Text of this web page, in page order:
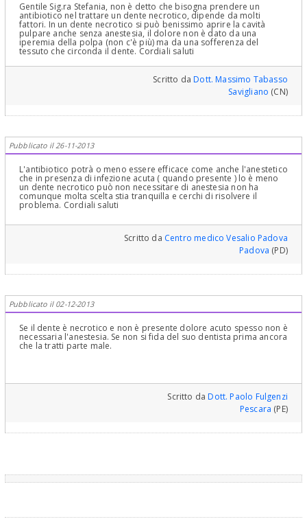
Gentile Sig.ra Stefania, non è detto che bisogna prendere un
antibiotico nel trattare un dente necrotico, dipende da molti
fattori. In un dente necrotico si può benissimo aprire la cavità
pulpare anche senza anestesia, il dolore non è dato da una
iperemia della polpa (non c'è più) ma da una sofferenza del
tessuto che circonda il dente. Cordiali saluti
Scritto daDott. Massimo Tabasso
Savigliano (CN)
Pubblicato il 26-11-2013
L'antibiotico potrà o meno essere efficace come anche l'anestetico
che in presenza di infezione acuta ( quando presente ) lo è meno
un dente necrotico può non necessitare di anestesia non ha
comunque molta scelta stia tranquilla e cerchi di risolvere il
problema. Cordiali saluti
Scritto da Centro medico Vesalio Padova
Padova (PD)
Pubblicato il 02-12-2013
Se il dente è necrotico e non è presente dolore acuto spesso non è
necessaria l'anestesia. Se non si fida del suo dentista prima ancora
che la tratti parte male.
Scritto daDott. Paolo Fulgenzi
Pescara (PE)